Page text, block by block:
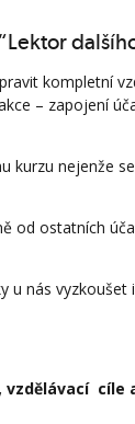
kompletní
– zapojení
kurzu nejenže
od ostatních
nás vyzkoušet